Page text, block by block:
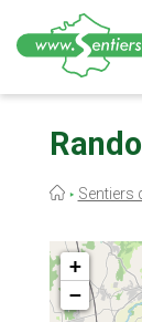
contenu
Fil
Sentiers
+
−